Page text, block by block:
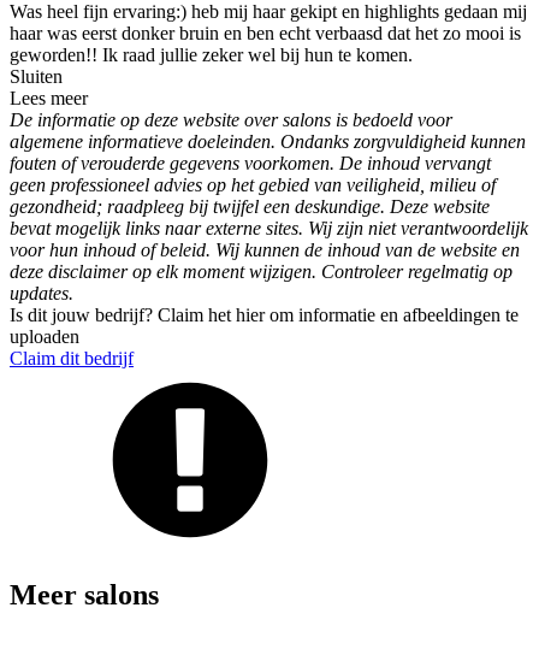
Was heel fijn ervaring:) heb mij haar gekipt en highlights gedaan mij
haar was eerst donker bruin en ben echt verbaasd dat het zo mooi is
geworden!! Ik raad jullie zeker wel bij hun te komen.
Sluiten
Lees meer
De informatie op deze website over salons is bedoeld voor
algemene informatieve doeleinden. Ondanks zorgvuldigheid kunnen
fouten of verouderde gegevens voorkomen. De inhoud vervangt
geen professioneel advies op het gebied van veiligheid, milieu of
gezondheid; raadpleeg bij twijfel een deskundige. Deze website
bevat mogelijk links naar externe sites. Wij zijn niet verantwoordelijk
voor hun inhoud of beleid. Wij kunnen de inhoud van de website en
deze disclaimer op elk moment wijzigen. Controleer regelmatig op
updates.
Is dit jouw bedrijf? Claim het hier om informatie en afbeeldingen te
uploaden
Claim dit bedrijf
Meer salons